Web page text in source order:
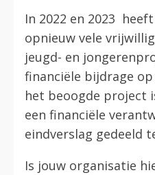
In 2022 en 2023
opnieuw vele
jeugd- en
financiële bijdrage
het beoogde project
een financiële
eindverslag gedeeld
Is jouw organisatie